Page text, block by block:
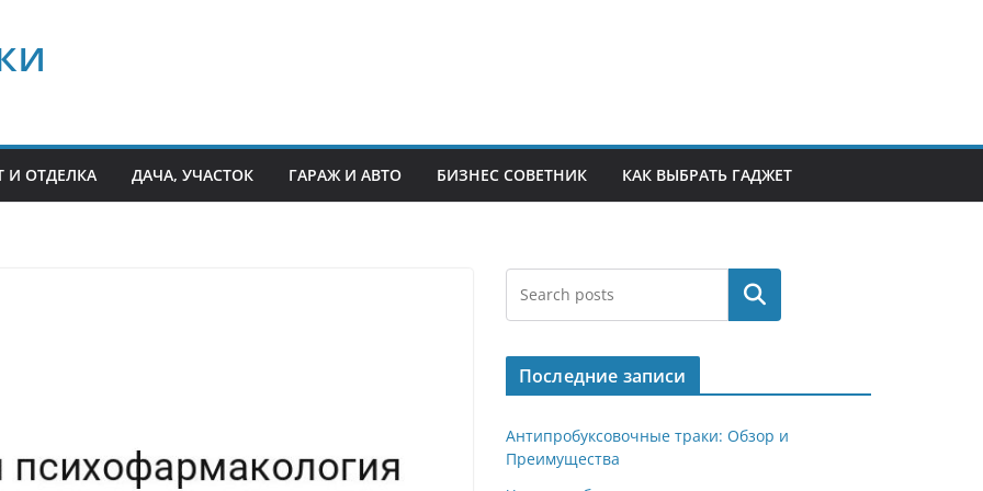
И ОТДЕЛКА ДАЧА, УЧАСТОК ГАРАЖ И АВТО БИЗНЕС СОВЕТНИК КАК ВЫБРАТЬ ГАДЖЕТ
Поиск
Последние записи
Антипробуксовочные траки: Обзор и
Преимущества